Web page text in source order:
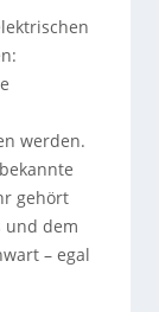
werden.
gehört
und dem
– egal